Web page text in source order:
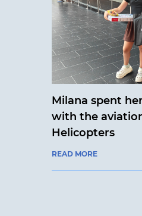
Milana spent
with the
Helicopters
READ MORE